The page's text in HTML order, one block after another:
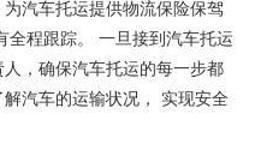
汽车托运提供物流保险保驾
全程跟踪。 一旦接到汽车托运
，确保汽车托运的每一步都
汽车的运输状况， 实现安全